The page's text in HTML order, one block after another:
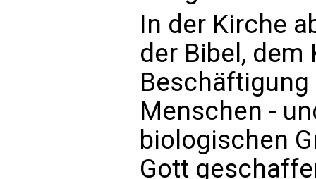
In der Kirche
der Bibel, dem
Menschen -
biologischen
Gott